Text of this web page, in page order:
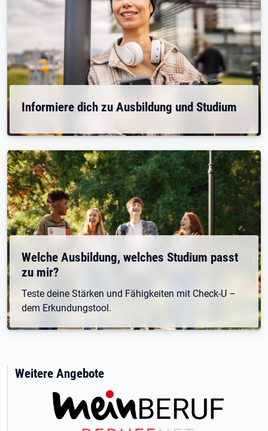
Informiere dich zu Ausbildung und Studium
Welche Ausbildung, welches Studium passt
zu mir?
Teste deine Stärken und Fähigkeiten mit Check-U –
dem Erkundungstool.
Weitere Angebote